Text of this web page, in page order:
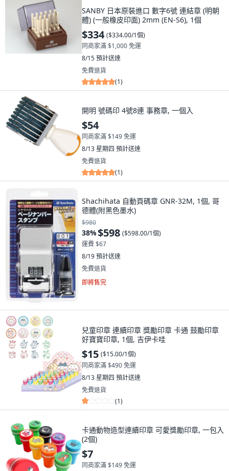
SANBY 日本原裝進口 數字6號 連結章 (明朝
體) (一般橡皮印面) 2mm (EN-S6), 1個
$334 ($334.00/1個)
同商家滿 $1,000 免運
8/15預計送達
免費退貨
(1)
開明 號碼印 4號8連 事務章, 一個入
$54
同商家滿 $149 免運
8/13 星期四 預計送達
免費退貨
(1)
Shachihata 自動頁碼章 GNR-32M, 1個, 哥
德體(附黑色墨水)
$980
38%$598 ($598.00/1個)
運費 $67
8/19預計送達
免費退貨
即將售完
兒童印章 連續印章 獎勵印章 卡通 鼓勵印章
好寶寶印章, 1個, 吉伊卡哇
$15 ($15.00/1個)
同商家滿 $490 免運
8/13 星期四 預計送達
免費退貨
(1)
卡通動物造型連續印章 可愛獎勵印章, 一包入
(2個)
$7
同商家滿 $149 免運